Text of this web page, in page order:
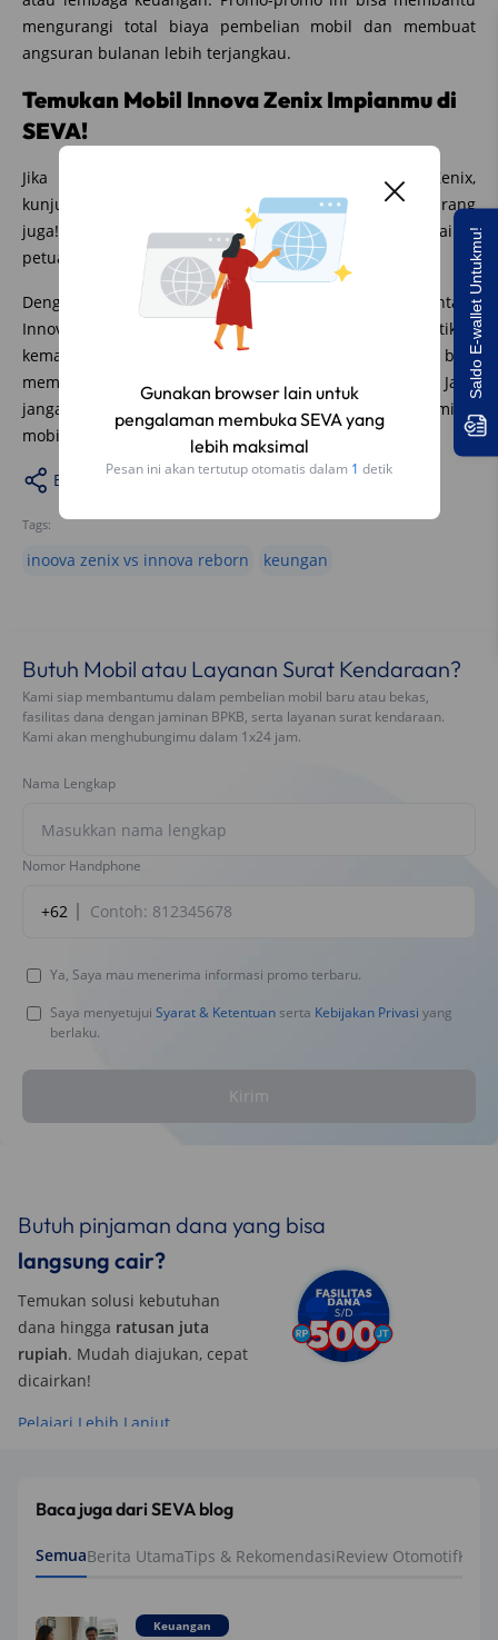
Gunakan browser lain untuk
pengalaman membuka SEVA yang
lebih maksimal
Pesan ini akan tertutup otomatis dalam 1 detik
mengurangi total biaya pembelian mobil dan membuat
angsuran bulanan lebih terjangkau.
Temukan Mobil Innova Zenix Impianmu di
SEVA!
Jika kamu tertarik untuk membeli Toyota Innova Zenix,
kunjungi produk mobil Innova Zenix di Seva
disinisekarang
juga! Dapatkan penawaran menarik dan mulailah
petualanganmu dengan Toyota Innova Zenix sekarang!
Dengan mempertimbangkan perbandingan harga antara
Innova Zenix dan Innova Reborn serta memastikan
kemampuan finansialmu di masa depan, kamu bisa
membuat keputusan pembelian mobil yang bijak. Jadi,
jangan ragu untuk memulai perjalananmu menuju memiliki
mobil impianmu sekarang!
Bagikan
Tags:
inoova zenix vs innova reborn keungan
Butuh Mobil atau Layanan Surat Kendaraan?
Kami siap membantumu dalam pembelian mobil baru atau bekas,
fasilitas dana dengan jaminan BPKB, serta layanan surat kendaraan.
Kami akan menghubungimu dalam 1x24 jam.
Nama Lengkap
Nomor Handphone
+62
Ya, Saya mau menerima informasi promo terbaru.
Saya menyetujui Syarat & Ketentuan serta Kebijakan Privasi yang
berlaku.
Kirim
Butuh pinjaman dana yang bisa
langsung cair?
Temukan solusi kebutuhan
dana hingga ratusan juta
rupiah. Mudah diajukan, cepat
dicairkan!
Pelajari Lebih Lanjut
Baca juga dari SEVA blog
SemuaBerita UtamaTips & RekomendasiReview Otomotif
Keuangan
Saldo E-wallet Untukmu!